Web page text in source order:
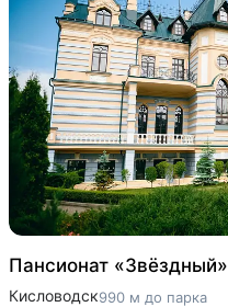
Пансионат «Звёздный»
Кисловодск990 м до парка